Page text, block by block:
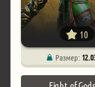
10
Размер: